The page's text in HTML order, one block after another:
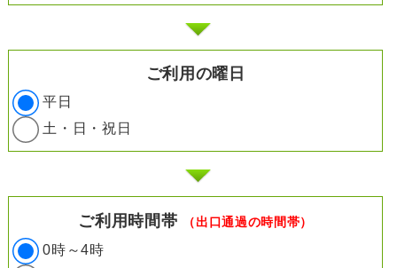
ご利用の曜日
平日
土・日・祝日
ご利用時間帯 （出口通過の時間帯）
0時～4時